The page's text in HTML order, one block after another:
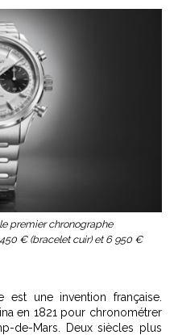
premier chronographe
€ (bracelet cuir) et 6 950 €
est une invention française.
en 1821 pour chronométrer
de-Mars. Deux siècles plus